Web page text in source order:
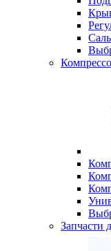
Запчасти